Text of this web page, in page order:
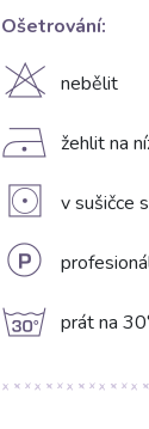
Ošetrování:
H nebělit
D žehlit na
V v sušičce
L
g prát na